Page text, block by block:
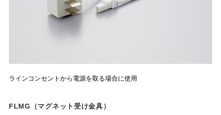
ラインコンセントから電源を取る場合に使用
FLMG（マグネット受け金具）